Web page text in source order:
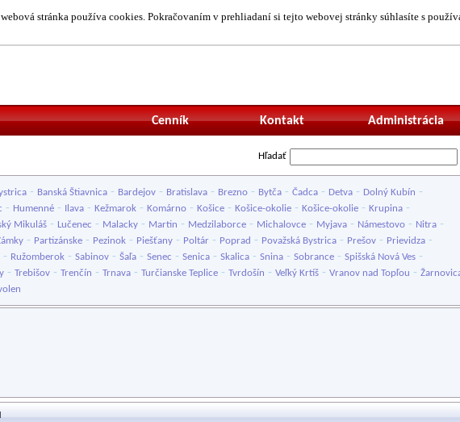
stránka používa cookies. Pokračovaním v prehliadaní si tejto webovej stránky súhlasíte s
Administrácia
Kontakt
Cenník
Hľadať
- Banská Štiavnica - Bardejov - Bratislava - Brezno - Bytča - Čadca - Detva - Dolný Kubín -
- Humenné - Ilava - Kežmarok - Komárno - Košice - Košice-okolie - Košice-okolie - Krupina -
Mikuláš - Lučenec - Malacky - Martin - Medzilaborce - Michalovce - Myjava - Námestovo - Nitra -
- Partizánske - Pezinok - Piešťany - Poltár - Poprad - Považská Bystrica - Prešov - Prievidza -
- Ružomberok - Sabinov - Šaľa - Senec - Senica - Skalica - Snina - Sobrance - Spišská Nová Ves -
- Trebišov - Trenčín - Trnava - Turčianske Teplice - Tvrdošín - Veľký Krtíš - Vranov nad Topľou -